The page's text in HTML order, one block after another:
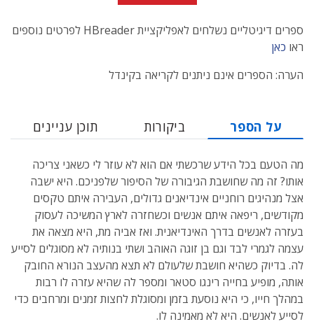
ספרים דיגיטליים נשלחים לאפליקציית HBreader לפרטים נוספים
ראו כאן
הערה: הספרים אינם ניתנים לקריאה בקינדל
על הספר ביקורות תוכן עניינים
מה הטעם בכל הידע שרכשתי אם הוא לא עוזר לי כשאני צריכה
אותו? זה מה שחושבת הגיבורה של הסיפור שלפניכם. היא ישבה
אצל מנהיגים רוחניים אינדיאנים גדולים, העבירה איתם טקסים
מקודשים, ריפאה איתם אנשים וכשחזרה לארץ המשיכה לעסוק
בעזרה לאנשים בדרך האינדיאנית. ואז אביה מת, היא מצאה את
עצמה לגמרי לבד וגם בן זוגה האוהב ושתי בנותיה לא מסוגלים לסייע
לה. בדיוק כשהיא חושבת שלעולם לא תצא מהעצב הנורא החובק
אותה, מופיע בחייה רינגו סטאר ומספר לה שהיא עזרה לו רבות
במהלך חייו, כי היא נוסעת בזמן ומסוגלת לחצות זמנים ומרחבים כדי
לסייע לאנשים. היא לא מאמינה לו.